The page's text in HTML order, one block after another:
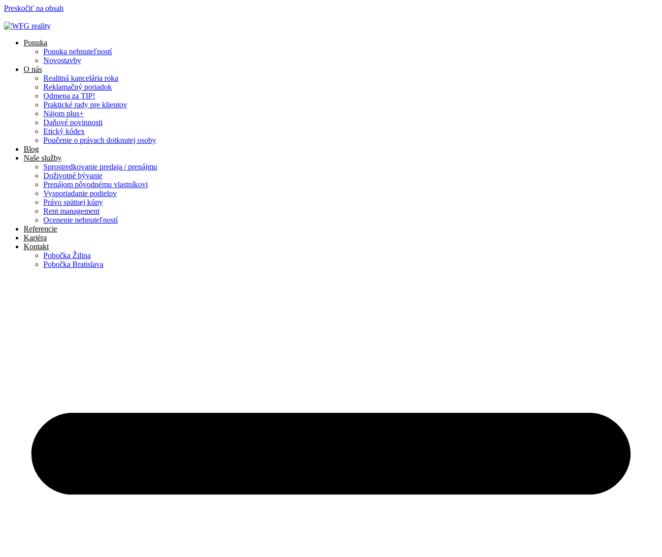
Preskočiť na obsah
Ponuka
Ponuka nehnuteľností
Novostavby
O nás
Realitná kancelária roka
Reklamačný poriadok
Odmena za TIP!
Praktické rady pre klientov
Nájom plus+
Daňové povinnosti
Etický kódex
Poučenie o právach dotknutej osoby
Blog
Naše služby
Sprostredkovanie predaja / prenájmu
Doživotné bývanie
Prenájom pôvodnému vlastníkovi
Vysporiadanie podielov
Právo spätnej kúpy
Rent management
Ocenenie nehnuteľností
Referencie
Kariéra
Kontakt
Pobočka Žilina
Pobočka Bratislava